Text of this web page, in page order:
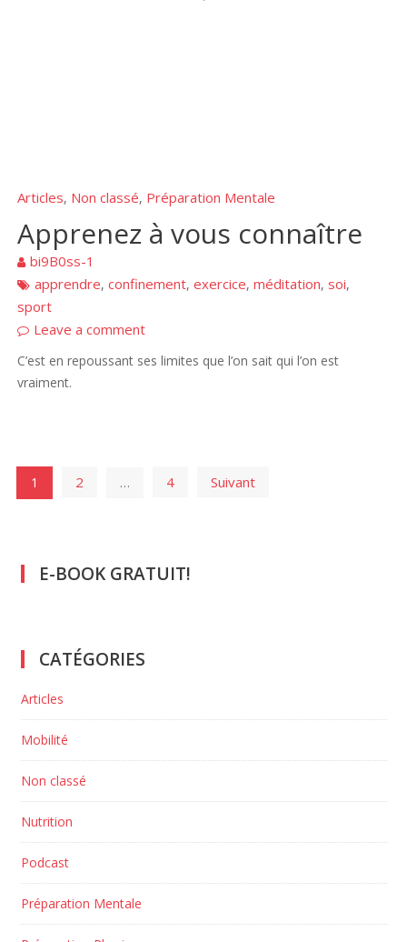
Articles, Non classé, Préparation Mentale
Apprenez à vous connaître
bi9B0ss-1
apprendre,confinement,exercice,méditation,soi,
sport
Leave a comment
C’est en repoussant ses limites que l’on sait qui l’on est
vraiment.
Navigation
des
1 2 … 4 Suivant
E-BOOK GRATUIT!
CATÉGORIES
Articles
Mobilité
Non classé
Nutrition
Podcast
Préparation Mentale